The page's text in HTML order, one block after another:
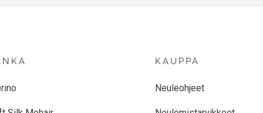
KAUPPA
Neuleohjeet